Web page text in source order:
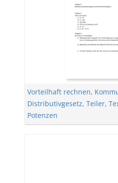
Vorteilhaft rechnen,
Distributivgesetz, Teiler,
Potenzen